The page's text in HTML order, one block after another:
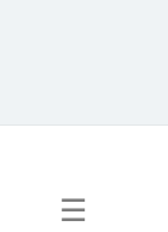
☰